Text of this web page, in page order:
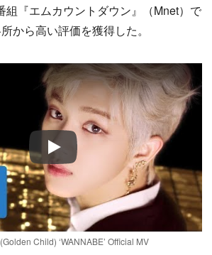
組『エムカウントダウン』（Mnet）で
から高い評価を獲得した。
Play
Child) ‘WANNABE’ Official MV